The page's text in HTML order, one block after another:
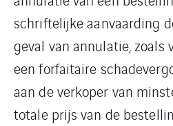
schriftelijke aanvaarding
geval van annulatie, zoals
een forfaitaire
aan de verkoper van
totale prijs van de